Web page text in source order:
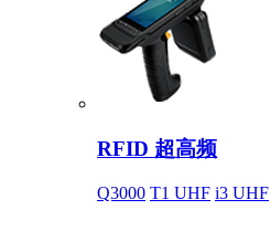
RFID 超高频
Q3000 T1 UHF i3 UHF